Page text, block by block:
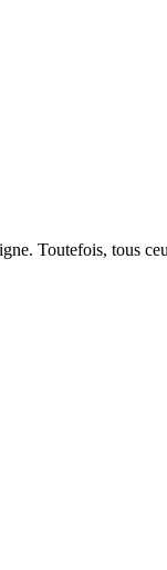
Toutefois, tous